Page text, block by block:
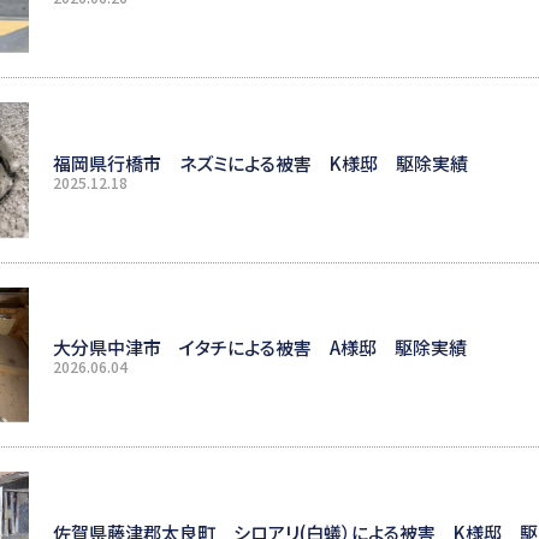
福岡県行橋市 ネズミによる被害 K様邸 駆除実績
2025.12.18
大分県中津市 イタチによる被害 A様邸 駆除実績
2026.06.04
佐賀県藤津郡太良町 シロアリ(白蟻）による被害 K様邸